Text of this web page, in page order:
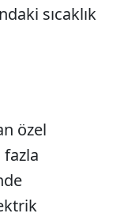
sıcaklık
özel